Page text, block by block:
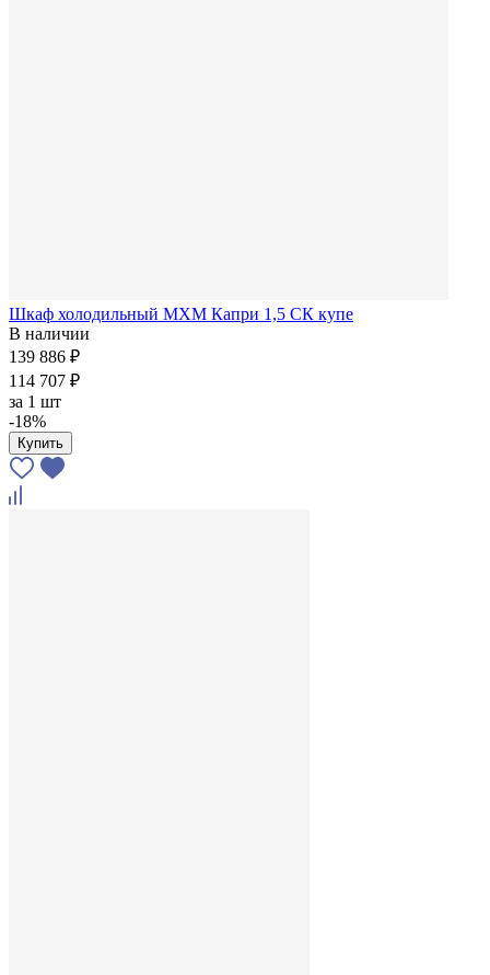
Шкаф холодильный МХМ Капри 1,5 СК купе
В наличии
139 886 ₽
114 707 ₽
за 1 шт
-18%
Купить